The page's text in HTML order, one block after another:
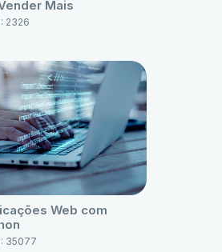
Mais
2326
Web com
35077